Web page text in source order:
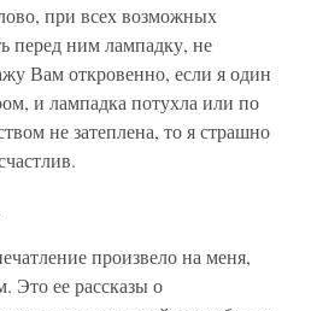
при всех возможных
перед ним лампадку, не
Вам откровенно, если я один
и лампадка потухла или по
не затеплена, то я страшно
произвело на меня,
Это ее рассказы о